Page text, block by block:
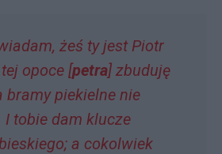
żeś ty jest Piotr
opoce [petra] zbuduję
bramy piekielne nie
I tobie dam klucze
a cokolwiek